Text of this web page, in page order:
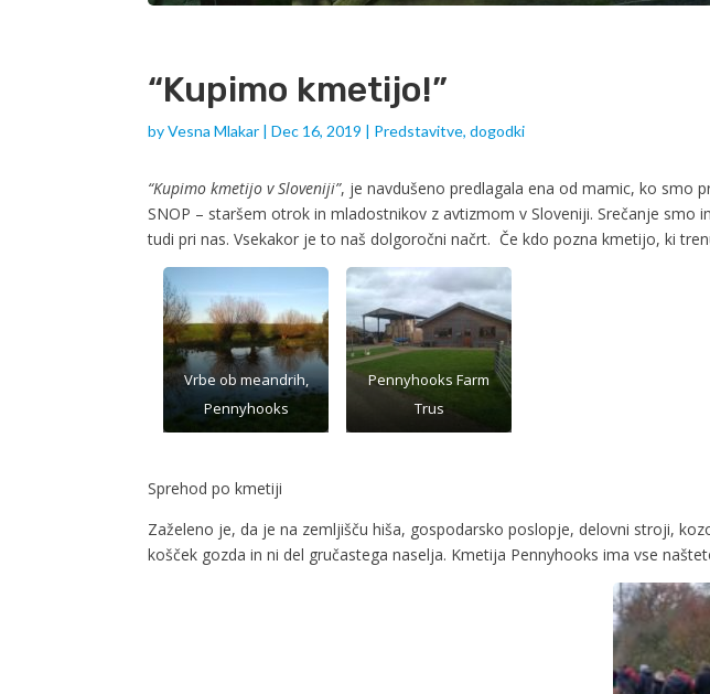
“Kupimo kmetijo!”
byVesna Mlakar |Dec 16, 2019 | Predstavitve, dogodki
“Kupimo kmetijo v Sloveniji”, je navdušeno predlagala ena od mamic, ko smo
SNOP – staršem otrok in mladostnikov z avtizmom v Sloveniji. Srečanje
tudi pri nas. Vsekakor je to naš dolgoročni načrt. Če kdo pozna kmetijo, ki
Vrbe ob meandrih,
Pennyhooks
Pennyhooks Farm
Trus
Sprehod po kmetiji
Zaželeno je, da je na zemljišču hiša, gospodarsko poslopje, delovni stroji,
košček gozda in ni del gručastega naselja. Kmetija Pennyhooks ima vse